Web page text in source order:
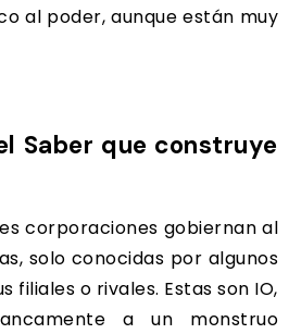
al poder, aunque están muy
Saber que construye
corporaciones gobiernan al
solo conocidas por algunos
filiales o rivales. Estas son IO,
a un monstruo